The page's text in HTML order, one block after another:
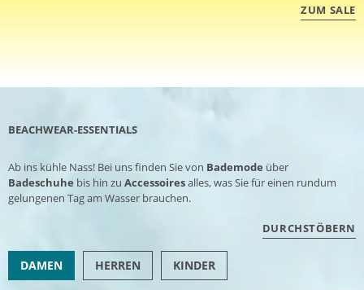
ZUM SALE
BEACHWEAR-ESSENTIALS
Ab ins kühle Nass! Bei uns finden Sie von Bademode über
Badeschuhe bis hin zu Accessoiresalles, was Sie für einen rundum
gelungenen Tag am Wasser brauchen.
DURCHSTÖBERN
DAMEN HERREN KINDER